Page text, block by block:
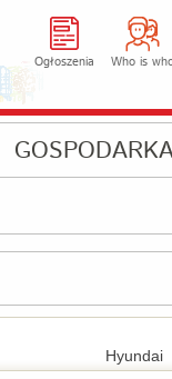
Ogłoszenia Who is
Hyundai